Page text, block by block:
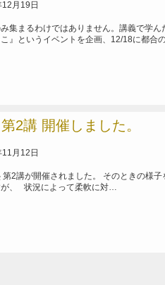
月19日
集まるわけではありません。講義で学ん
』というイベントを企画、12/18に都合
2講 開催しました。
月12日
2講が開催されました。 そのときの様
が、 状況によって柔軟に対…